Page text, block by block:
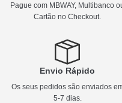
Pague com MBWAY, Multibanco
Cartão no Checkout.
Envio Rápido
Os seus pedidos são enviados
5-7 dias.